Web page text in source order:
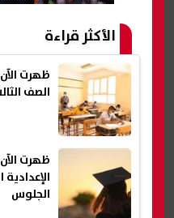
الأكثر قراءة
ظهرت
الصف
ظهرت
الجلوس